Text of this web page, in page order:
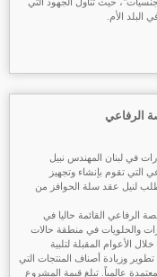
الأم.
الرفاعي
في لبنان المهندس نبيل
تقوم بإنشاء وتجهيز
لنيل عقد سلة الحوافز من
القائمة حاليا في
والحلويات في منطقة حالات
الأعوام المقبلة لتلبية
تطوير وزيادة أصناف المنتجات التي
عالمياً. تبلغ قيمة المشروع